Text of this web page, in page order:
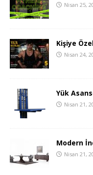
Nisan 25,
Kişiye
Nisan 24,
Yük
Nisan 21,
Modern
Nisan 21,